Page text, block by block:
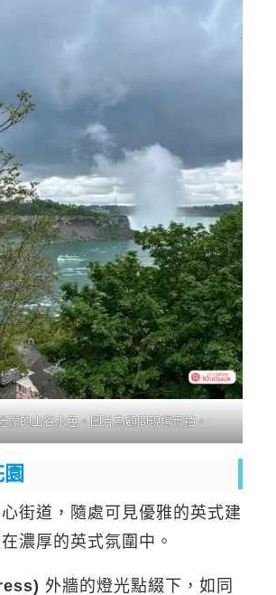
濛的山谷水色。圖片為顧問現場實拍。
街道，隨處可見優雅的英式建
濃厚的英式氛圍中。
外牆的燈光點綴下，如同